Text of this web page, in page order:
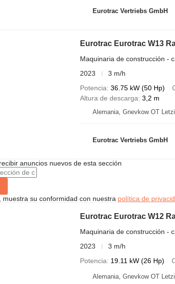
Eurotrac Vertriebs GmbH
Eurotrac Eurotrac W13
Maquinaria de construcción -
2023
3 m/h
Potencia 36.75 kW (50 Hp)
Altura de descarga 3,2 m
Alemania, Gnevkow OT
Eurotrac Vertriebs GmbH
anuncios nuevos de esta sección
muestra su conformidad con nuestra política de
Eurotrac Eurotrac W12
Maquinaria de construcción -
2023
3 m/h
Potencia
19.11 kW (26 Hp)
Alemania, Gnevkow OT